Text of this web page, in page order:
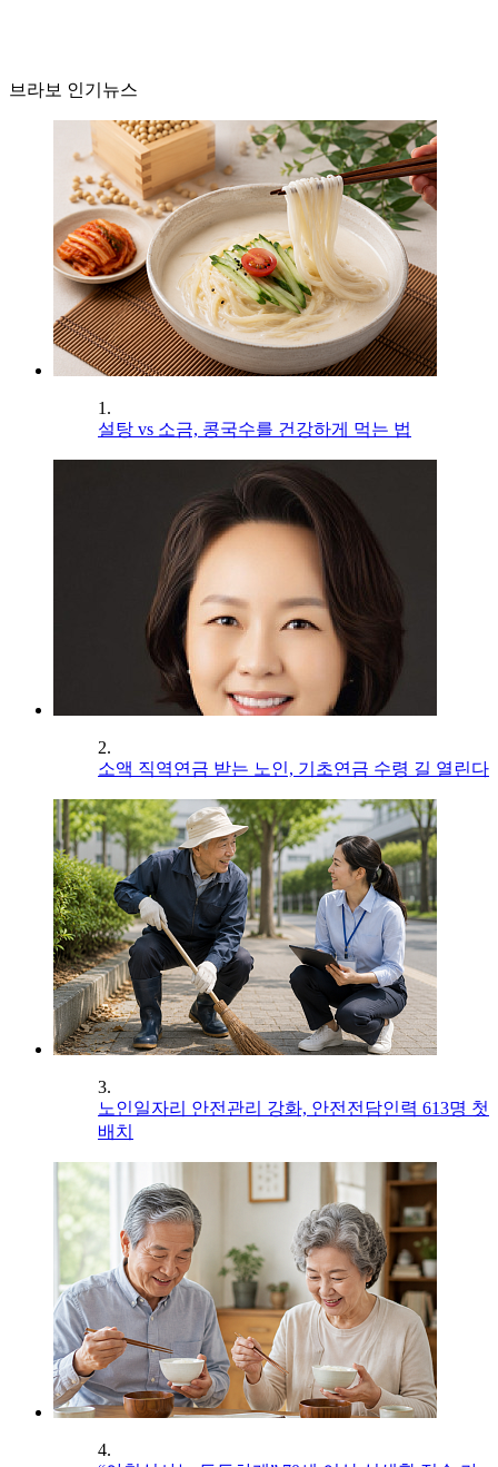
브라보 인기뉴스
1.
설탕 vs 소금, 콩국수를 건강하게 먹는 법
2.
소액 직역연금 받는 노인, 기초연금 수령 길 열린다
3.
노인일자리 안전관리 강화, 안전전담인력 613명 첫
배치
4.